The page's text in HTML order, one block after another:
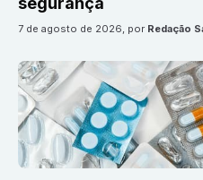
7 de agosto de 2026, por Redação